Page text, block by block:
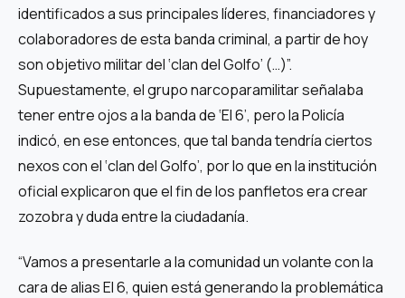
identificados a sus principales líderes, financiadores y
colaboradores de esta banda criminal, a partir de hoy
son objetivo militar del ‘clan del Golfo’ (…)”.
Supuestamente, el grupo narcoparamilitar señalaba
tener entre ojos a la banda de ‘El 6’, pero la Policía
indicó, en ese entonces, que tal banda tendría ciertos
nexos con el ‘clan del Golfo’, por lo que en la institución
oficial explicaron que el fin de los panfletos era crear
zozobra y duda entre la ciudadanía.
“Vamos a presentarle a la comunidad un volante con la
cara de alias El 6, quien está generando la problemática